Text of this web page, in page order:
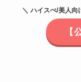
＼ ハイスぺ/美人向
【